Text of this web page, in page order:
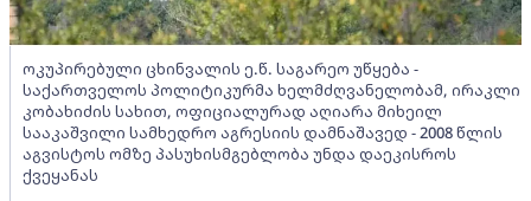
ოკუპირებული ცხინვალის ე.წ. საგარეო უწყება -
საქართველოს პოლიტიკურმა ხელმძღვანელობამ, ირაკლი
კობახიძის სახით, ოფიციალურად აღიარა მიხეილ
სააკაშვილი სამხედრო აგრესიის დამნაშავედ - 2008 წლის
აგვისტოს ომზე პასუხისმგებლობა უნდა დაეკისროს
ქვეყანას